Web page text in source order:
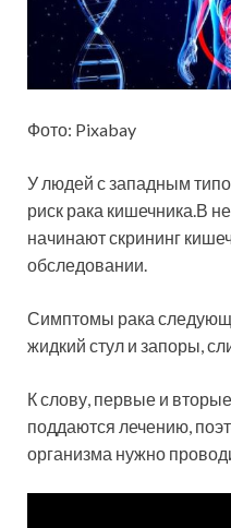
Фото: Pixabay
У людей с западным
риск рака кишечника.В
начинают скрининг
обследовании.
Симптомы рака
жидкий стул и запоры,
К слову, первые и
поддаются лечению,
организма нужно